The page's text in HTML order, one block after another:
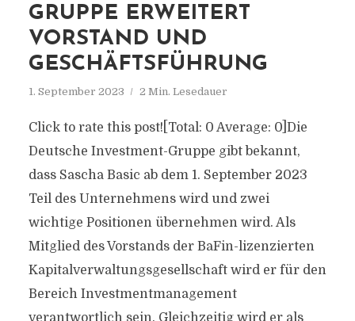
GRUPPE ERWEITERT
VORSTAND UND
GESCHÄFTSFÜHRUNG
1. September 2023 2 Min. Lesedauer
Click to rate this post![Total: 0 Average: 0]Die
Deutsche Investment-Gruppe gibt bekannt,
dass Sascha Basic ab dem 1. September 2023
Teil des Unternehmens wird und zwei
wichtige Positionen übernehmen wird. Als
Mitglied des Vorstands der BaFin-lizenzierten
Kapitalverwaltungsgesellschaft wird er für den
Bereich Investmentmanagement
verantwortlich sein. Gleichzeitig wird er als